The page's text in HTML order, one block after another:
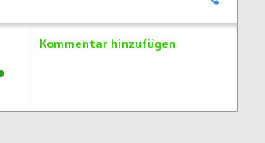
Kommentar hinzufügen